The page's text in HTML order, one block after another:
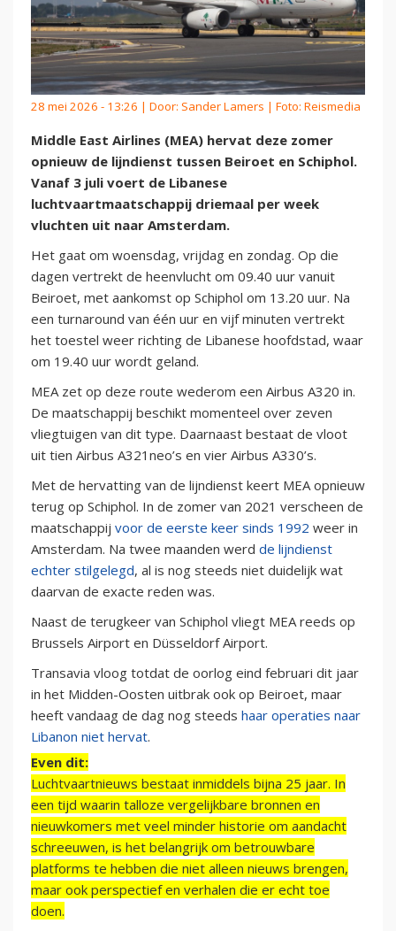
28 mei 2026 - 13:26 | Door: Sander Lamers | Foto: Reismedia
Middle East Airlines (MEA) hervat deze zomer
opnieuw de lijndienst tussen Beiroet en Schiphol.
Vanaf 3 juli voert de Libanese
luchtvaartmaatschappij driemaal per week
vluchten uit naar Amsterdam.
Het gaat om woensdag, vrijdag en zondag. Op die
dagen vertrekt de heenvlucht om 09.40 uur vanuit
Beiroet, met aankomst op Schiphol om 13.20 uur. Na
een turnaround van één uur en vijf minuten vertrekt
het toestel weer richting de Libanese hoofdstad, waar
om 19.40 uur wordt geland.
MEA zet op deze route wederom een Airbus A320 in.
De maatschappij beschikt momenteel over zeven
vliegtuigen van dit type. Daarnaast bestaat de vloot
uit tien Airbus A321neo’s en vier Airbus A330’s.
Met de hervatting van de lijndienst keert MEA opnieuw
terug op Schiphol. In de zomer van 2021 verscheen de
maatschappij voor de eerste keer sinds 1992 weer in
Amsterdam. Na twee maanden werd de lijndienst
echter stilgelegd, al is nog steeds niet duidelijk wat
daarvan de exacte reden was.
Naast de terugkeer van Schiphol vliegt MEA reeds op
Brussels Airport en Düsseldorf Airport.
Transavia vloog totdat de oorlog eind februari dit jaar
in het Midden-Oosten uitbrak ook op Beiroet, maar
heeft vandaag de dag nog steeds haar operaties naar
Libanon niet hervat.
Even dit:
Luchtvaartnieuws bestaat inmiddels bijna 25 jaar. In
een tijd waarin talloze vergelijkbare bronnen en
nieuwkomers met veel minder historie om aandacht
schreeuwen, is het belangrijk om betrouwbare
platforms te hebben die niet alleen nieuws brengen,
maar ook perspectief en verhalen die er echt toe
doen.